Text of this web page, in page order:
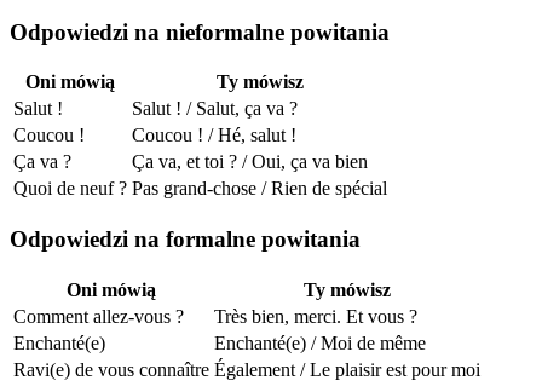
Odpowiedzi na nieformalne powitania
Oni mówią
Ty mówisz
Salut !
Salut ! / Salut, ça va ?
Coucou !
Coucou ! / Hé, salut !
Ça va ?
Ça va, et toi ? / Oui, ça va bien
Quoi de neuf ? Pas grand-chose / Rien de spécial
Odpowiedzi na formalne powitania
Oni mówią
Ty mówisz
Comment allez-vous ?
Très bien, merci. Et vous ?
Enchanté(e)
Enchanté(e) / Moi de même
Ravi(e) de vous connaître Également / Le plaisir est pour moi